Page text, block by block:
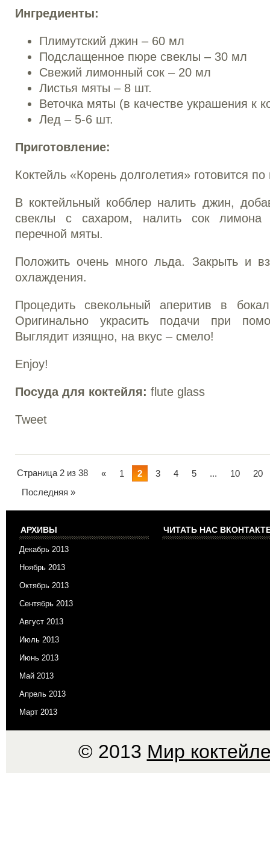
Ингредиенты:
Плимутский джин – 60 мл
Подслащенное пюре свеклы – 30 мл
Свежий лимонный сок – 20 мл
Листья мяты – 8 шт.
Веточка мяты (в качестве украшения к
Лед – 5-6 шт.
Приготовление:
Коктейль «Корень долголетия» готовится
В коктейльный кобблер налить джин,
свеклы с сахаром, налить сок лимона
перечной мяты.
Положить очень много льда. Закрыть и
охлаждения.
Процедить свекольный аперитив в
Оригинально украсить подачи при
Выглядит изящно, на вкус – смело!
Enjoy!
Посуда для коктейля: flute glass
Tweet
Страница 2 из 38 « 1 2 3 4 5 ... 10
20
Последняя »
АРХИВЫ
Декабрь 2013
Ноябрь 2013
Октябрь 2013
Сентябрь 2013
Август 2013
Июль 2013
Июнь 2013
Май 2013
Апрель 2013
Март 2013
ЧИТАТЬ НАС
© 2013 Мир